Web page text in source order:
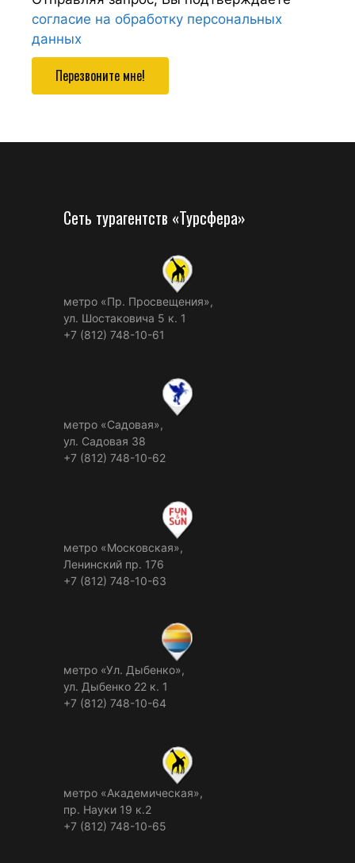
согласие на обработку персональных
данных
Перезвоните мне!
Сеть турагентств «Турсфера»
метро «Пр. Просвещения»,
ул. Шостаковича 5 к. 1
+7 (812) 748-10-61
метро «Садовая»,
ул. Садовая 38
+7 (812) 748-10-62
метро «Московская»,
Ленинский пр. 176
+7 (812) 748-10-63
метро «Ул. Дыбенко»,
ул. Дыбенко 22 к. 1
+7 (812) 748-10-64
метро «Академическая»,
пр. Науки 19 к.2
+7 (812) 748-10-65